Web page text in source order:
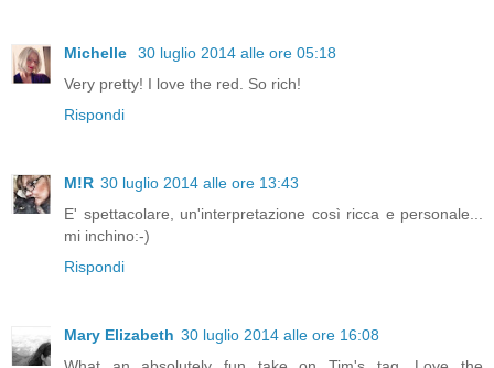
Michelle
30 luglio 2014 alle ore 05:18
Very pretty! I love the red. So rich!
Rispondi
M!R 30 luglio 2014 alle ore 13:43
E' spettacolare, un'interpretazione così ricca e personale...
mi inchino:-)
Rispondi
Mary Elizabeth 30 luglio 2014 alle ore 16:08